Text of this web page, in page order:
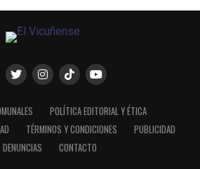
POLÍTICA EDITORIAL Y ÉTICA
TÉRMINOS Y CONDICIONES
PUBLICIDAD
DENUNCIAS
CONTACTO